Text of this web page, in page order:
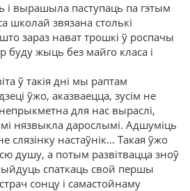
і вырашыла паступаць па гэтым
школай звязана столькі
зараз нават трошкі ў роспачы
буду жыць без майго класа і
ў такія дні мы раптам
ўжо, аказваецца, зусім не
для нас выраслі,
нязвыкла дарослымі. Адшуміць
слязінку настаўнік… Такая ўжо
душу, а потым развітвацца зноў
спаткаць свой першы
сонцу і самастойнаму